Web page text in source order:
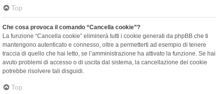
Top
Che cosa provoca il comando “Cancella cookie”?
La funzione “Cancella cookie” eliminerà tutti i cookie generati da phpBB che ti
mantengono autenticato e connesso, oltre a permetterti ad esempio di tenere
traccia di quello che hai letto, se l’amministrazione ha attivato la funzione. Se hai
avuto problemi di accesso o di uscita dal sistema, la cancellazione dei cookie
potrebbe risolvere tali disguidi.
Top